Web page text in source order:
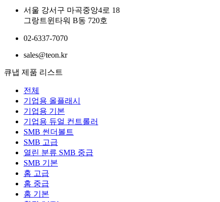
서울 강서구 마곡중앙4로 18
그랑트윈타워 B동 720호
02-6337-7070
sales@teon.kr
큐냅 제품 리스트
전체
기업용 올플래시
기업용 기본
기업용 듀얼 컨트롤러
SMB 썬더볼트
SMB 고급
열린 분류 SMB 중급
SMB 기본
홈 고급
홈 중급
홈 기본